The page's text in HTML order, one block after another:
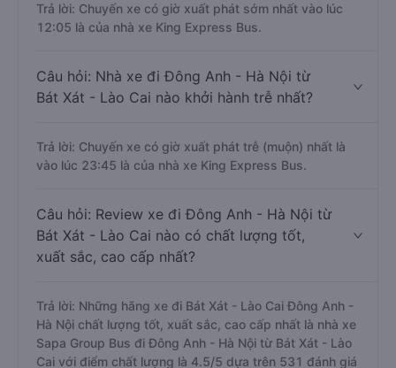
Trả lời: Chuyến xe có giờ xuất phát sớm nhất vào lúc
12:05 là của nhà xe King Express Bus.
Câu hỏi: Nhà xe đi Đông Anh - Hà Nội từ
Bát Xát - Lào Cai nào khởi hành trễ nhất?
Trả lời: Chuyến xe có giờ xuất phát trễ (muộn) nhất là
vào lúc 23:45 là của nhà xe King Express Bus.
Câu hỏi: Review xe đi Đông Anh - Hà Nội từ
Bát Xát - Lào Cai nào có chất lượng tốt,
xuất sắc, cao cấp nhất?
Trả lời: Những hãng xe đi Bát Xát - Lào Cai Đông Anh -
Hà Nội chất lượng tốt, xuất sắc, cao cấp nhất là nhà xe
Sapa Group Bus đi Đông Anh - Hà Nội từ Bát Xát - Lào
Cai với điểm chất lượng là 4.5/5 dựa trên 531 đánh giá